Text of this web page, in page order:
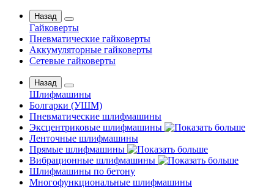
Назад
Гайковерты
Пневматические гайковерты
Аккумуляторные гайковерты
Сетевые гайковерты
Назад
Шлифмашины
Бoлгаpки (УШM)
Пневматические шлифмашины
Эксцентриковые шлифмашины
Ленточные шлифмашины
Прямые шлифмашины
Вибрационные шлифмашины
Шлифмашины по бетону
Многофункциональные шлифмашины